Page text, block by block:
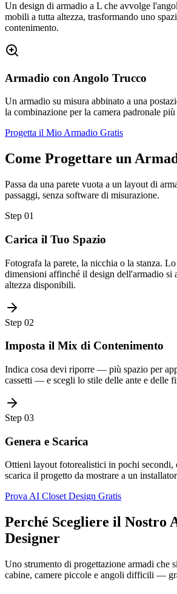
Un design di armadio a L che avvolge
mobili a tutta altezza, trasformando uno
contenimento.
Armadio con Angolo Trucco
Un armadio su misura abbinato a una
la combinazione per la camera padronale più
Progetta il Mio Armadio Gratis
Come Progettare un
Passa da una parete vuota a un layout di
passaggi, senza software di misurazione.
Step 01
Carica il Tuo Spazio
Fotografa la parete, la nicchia o la stanza.
dimensioni affinché il design dell'armadio si
altezza disponibili.
Step 02
Imposta il Mix di Contenimento
Indica cosa devi riporre — più spazio per
cassetti — e scegli lo stile delle ante e delle
Step 03
Genera e Scarica
Ottieni layout fotorealistici in pochi secondi,
scarica il progetto da mostrare a un
Prova AI Closet Design Gratis
Perché Scegliere il Nostro
Designer
Uno strumento di progettazione armadi che
cabine, camere piccole e angoli difficili —